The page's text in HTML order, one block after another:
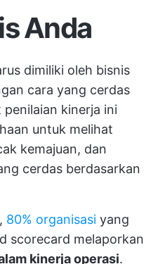
Anda
dimiliki oleh bisnis
cara yang cerdas
kinerja ini
untuk melihat
kemajuan, dan
cerdas berdasarkan
80% organisasi yang
scorecard melaporkan
kinerja operasi.